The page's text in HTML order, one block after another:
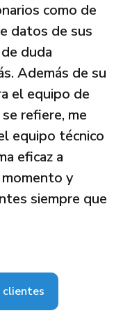
como de
datos de sus
duda
Además de su
el equipo de
refiere, me
equipo técnico
eficaz a
y
siempre que
clientes